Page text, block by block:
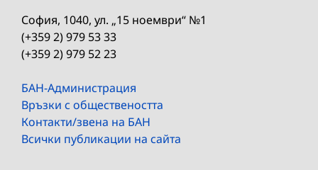
София, 1040, ул. „15 ноември“ №1
(+359 2) 979 53 33
(+359 2) 979 52 23
БАН-Администрация
Връзки с обществеността
Контакти/звена на БАН
Всички публикации на сайта